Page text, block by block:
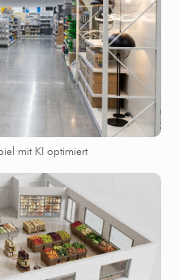
mit KI optimiert